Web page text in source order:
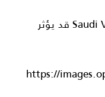
Saudi قد يؤثر